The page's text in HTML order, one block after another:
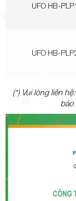
UFO HB-
UFO HB-
(*) Vui lòng liên hệ:
báo